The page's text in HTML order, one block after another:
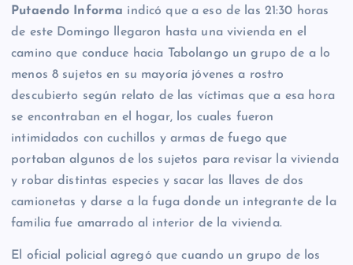
Putaendo Informa indicó que a eso de las 21:30 horas
de este Domingo llegaron hasta una vivienda en el
camino que conduce hacia Tabolango un grupo de a lo
menos 8 sujetos en su mayoría jóvenes a rostro
descubierto según relato de las víctimas que a esa hora
se encontraban en el hogar, los cuales fueron
intimidados con cuchillos y armas de fuego que
portaban algunos de los sujetos para revisar la vivienda
y robar distintas especies y sacar las llaves de dos
camionetas y darse a la fuga donde un integrante de la
familia fue amarrado al interior de la vivienda.
El oficial policial agregó que cuando un grupo de los